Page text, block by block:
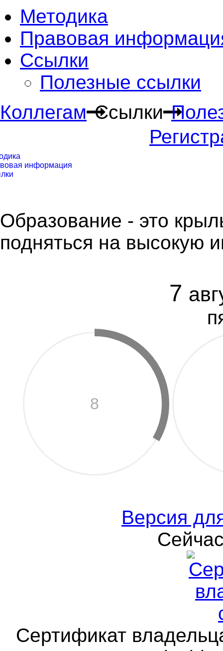
Методика
Правовая
Ссылки
Полезные ссылки
Коллегам Ссылки
информация
Образование - это
подняться на высокую
7
8
Версия
Сертификат